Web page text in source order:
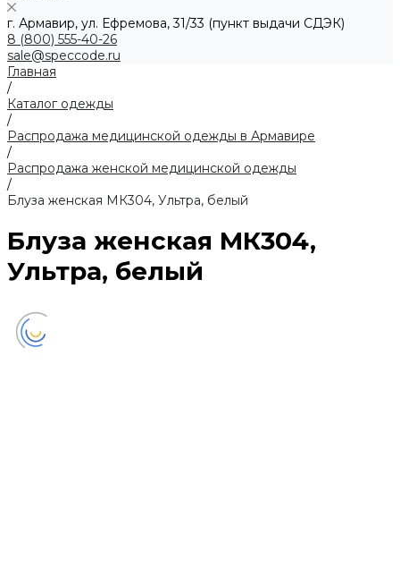
г. Армавир, ул. Ефремова, 31/33 (пункт выдачи СДЭК)
8 (800) 555-40-26
sale@speccode.ru
Главная
/
Каталог одежды
/
Распродажа медицинской одежды в Армавире
/
Распродажа женской медицинской одежды
/
Блуза женская МК304, Ультра, белый
Блуза женская МК304,
Ультра, белый